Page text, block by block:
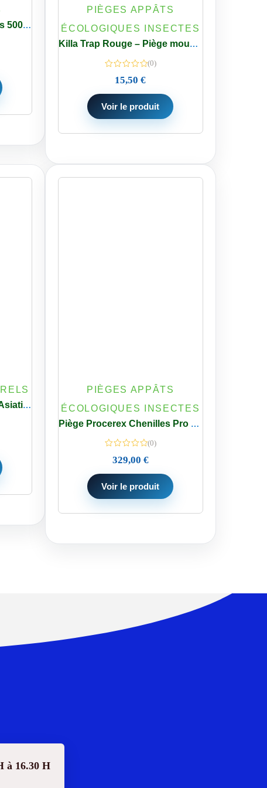
Attractif Guêpes & Frelons 500ml Concentré – 2 Flacons
PIÈGES APPÂTS
ÉCOLOGIQUES INSECTES
Killa Trap Rouge – Piège mouches cerises drosophiles – Sac de 5
(0)
15,50€
Voir le produit
Piège Guêpes et Frelons Asiatiques Extérieur à Suspendre
PIÈGES APPÂTS
ÉCOLOGIQUES INSECTES
Piège Procerex Chenilles Pro 16,60 m de Collier jusqu’à 10 Pièges
(0)
329,00 €
Voir le produit
à 16.30 H